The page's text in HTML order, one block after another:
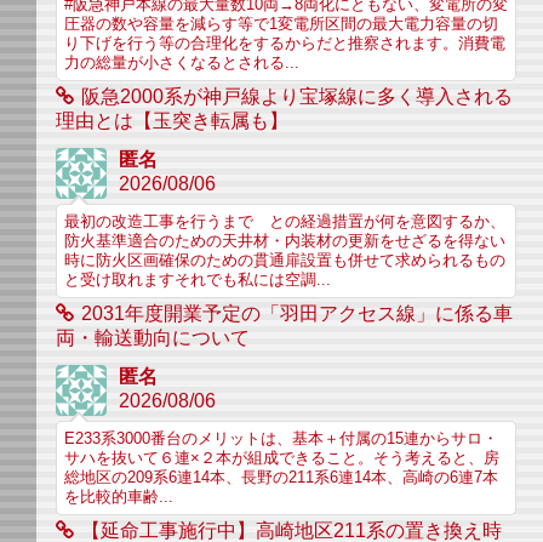
#阪急神戸本線の最大量数10両→8両化にともない、変電所の変
圧器の数や容量を減らす等で1変電所区間の最大電力容量の切
り下げを行う等の合理化をするからだと推察されます。消費電
力の総量が小さくなるとされる...
阪急2000系が神戸線より宝塚線に多く導入される
理由とは【玉突き転属も】
匿名
2026/08/06
最初の改造工事を行うまで との経過措置が何を意図するか、
防火基準適合のための天井材・内装材の更新をせざるを得ない
時に防火区画確保のための貫通扉設置も併せて求められるもの
と受け取れますそれでも私には空調...
2031年度開業予定の「羽田アクセス線」に係る車
両・輸送動向について
匿名
2026/08/06
E233系3000番台のメリットは、基本＋付属の15連からサロ・
サハを抜いて６連×２本が組成できること。そう考えると、房
総地区の209系6連14本、長野の211系6連14本、高崎の6連7本
を比較的車齢...
【延命工事施行中】高崎地区211系の置き換え時